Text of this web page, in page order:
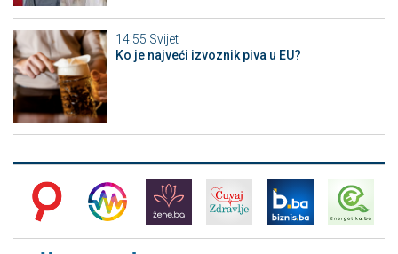
14:55 Svijet
Ko je najveći izvoznik piva u EU?